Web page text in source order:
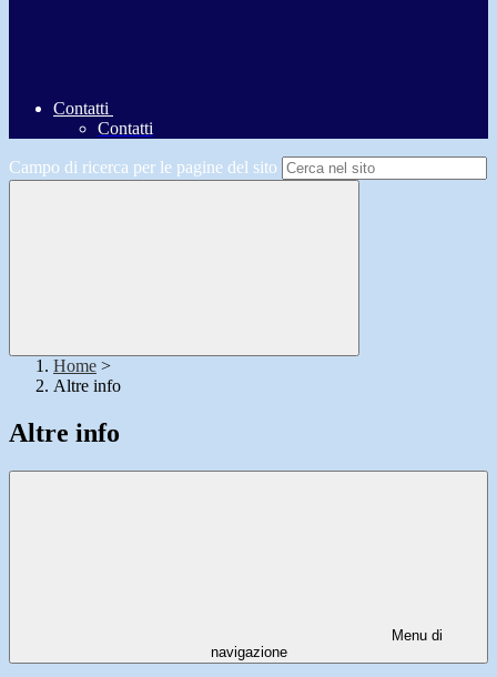
Contatti
Contatti
Campo di ricerca per le pagine del sito
Home >
Altre info
Altre info
Menu di
navigazione